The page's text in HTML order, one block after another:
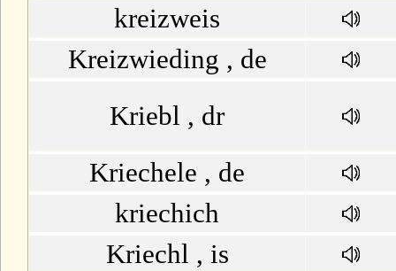
kreizweis
Kreizwieding , de
Kriebl , dr
Kriechele , de
kriechich
Kriechl , is